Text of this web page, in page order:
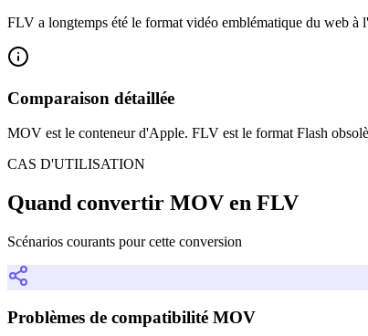
FLV a longtemps été le format vidéo emblématique du web à
Comparaison détaillée
MOV est le conteneur d'Apple. FLV est le format Flash
CAS D'UTILISATION
Quand convertir MOV en FLV
Scénarios courants pour cette conversion
Problèmes de compatibilité MOV